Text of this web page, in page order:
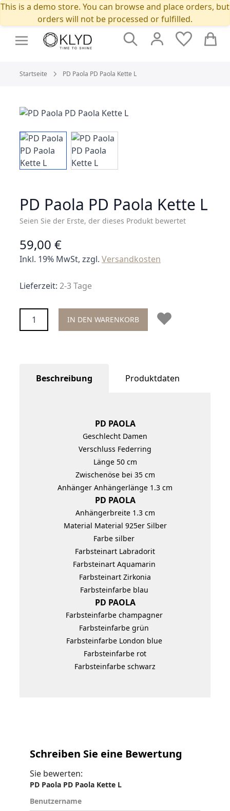
This is a demo store. You can browse and place orders, but
orders will not be processed or fulfilled.
Suche
Cart
Startseite PD Paola PD Paola Kette L
PD Paola PD Paola Kette L
Seien Sie der Erste, der dieses Produkt bewertet
59,00 €
Inkl. 19% MwSt, zzgl. Versandkosten
Lieferzeit: 2-3 Tage
Menge IN DEN WARENKORB
Beschreibung Produktdaten
PD PAOLA
Geschlecht Damen
Verschluss Federring
Länge 50 cm
Zwischenöse bei 35 cm
Anhänger Anhängerlänge 1.3 cm
PD PAOLA
Anhängerbreite 1.3 cm
Material Material 925er Silber
Farbe silber
Farbsteinart Labradorit
Farbsteinart Aquamarin
Farbsteinart Zirkonia
Farbsteinfarbe blau
PD PAOLA
Farbsteinfarbe champagner
Farbsteinfarbe grün
Farbsteinfarbe London blue
Farbsteinfarbe rot
Farbsteinfarbe schwarz
Schreiben Sie eine Bewertung
Sie bewerten:
PD Paola PD Paola Kette L
Benutzername
Benutzername